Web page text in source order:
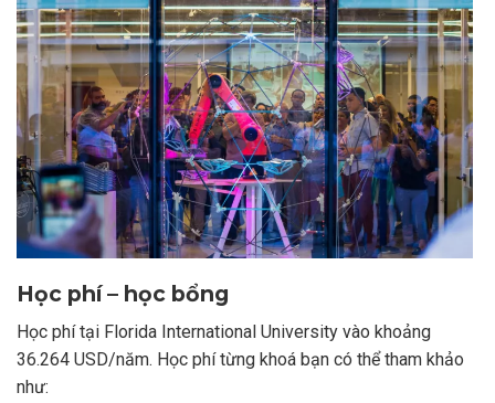
Học phí – học bổng
Học phí tại Florida International University vào khoảng
36.264 USD/năm. Học phí từng khoá bạn có thể tham khảo
như: